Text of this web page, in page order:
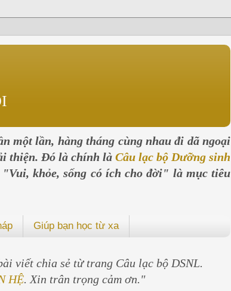
một lần, hàng tháng cùng nhau đi dã ngoại
thiện. Đó là chính là Câu lạc bộ Dưỡng sinh
khỏe, sống có ích cho đời" là mục tiêu
Giúp bạn học từ xa
viết chia sẻ từ trang Câu lạc bộ DSNL.
HỆ. Xin trân trọng cảm ơn."